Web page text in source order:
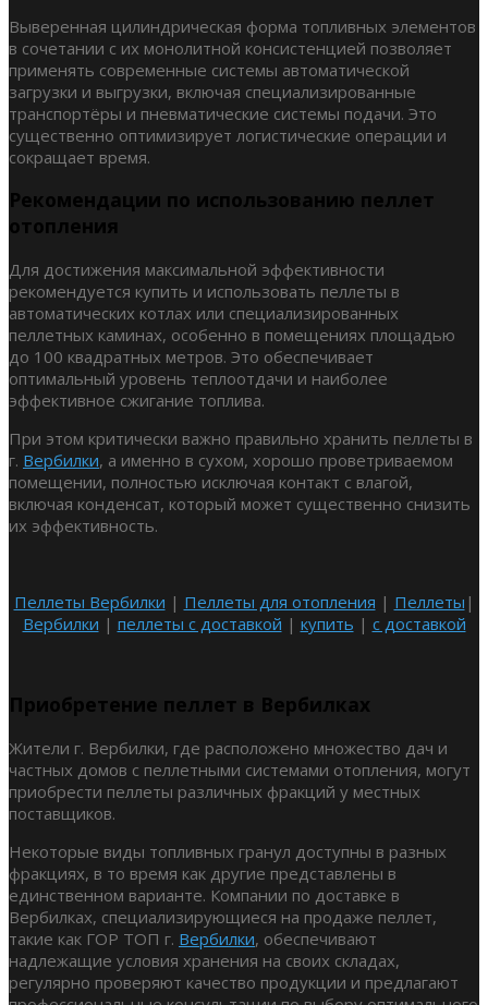
Выверенная цилиндрическая форма топливных элементов
в сочетании с их монолитной консистенцией позволяет
применять современные системы автоматической
загрузки и выгрузки, включая специализированные
транспортёры и пневматические системы подачи. Это
существенно оптимизирует логистические операции и
сокращает время.
Рекомендации по использованию пеллет
отопления
Для достижения максимальной эффективности
рекомендуется купить и использовать пеллеты в
автоматических котлах или специализированных
пеллетных каминах, особенно в помещениях площадью
до 100 квадратных метров. Это обеспечивает
оптимальный уровень теплоотдачи и наиболее
эффективное сжигание топлива.
При этом критически важно правильно хранить пеллеты в
г. Вербилки, а именно в сухом, хорошо проветриваемом
помещении, полностью исключая контакт с влагой,
включая конденсат, который может существенно снизить
их эффективность.
Пеллеты Вербилки | Пеллеты для отопления | Пеллеты |
Вербилки | пеллеты с доставкой | купить | с доставкой
Приобретение пеллет в Вербилках
Жители г. Вербилки, где расположено множество дач и
частных домов с пеллетными системами отопления, могут
приобрести пеллеты различных фракций у местных
поставщиков.
Некоторые виды топливных гранул доступны в разных
фракциях, в то время как другие представлены в
единственном варианте. Компании по доставке в
Вербилках, специализирующиеся на продаже пеллет,
такие как ГОР ТОП г. Вербилки, обеспечивают
надлежащие условия хранения на своих складах,
регулярно проверяют качество продукции и предлагают